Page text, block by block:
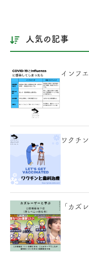
人気の記事
インフ
ワクチ
「カズ